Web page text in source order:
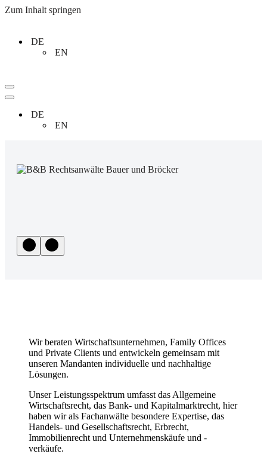
Zum Inhalt springen
DE
EN
Navigationsmenü
Navigationsmenü
DE
EN
Wir beraten Wirtschaftsunternehmen, Family Offices
und Private Clients und entwickeln gemeinsam mit
unseren Mandanten individuelle und nachhaltige
Lösungen.
Unser Leistungsspektrum umfasst das Allgemeine
Wirtschaftsrecht, das Bank- und Kapitalmarktrecht, hier
haben wir als Fachanwälte besondere Expertise, das
Handels- und Gesellschaftsrecht, Erbrecht,
Immobilienrecht und Unternehmenskäufe und -
verkäufe.